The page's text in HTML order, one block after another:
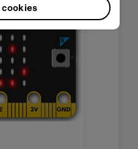
cookies